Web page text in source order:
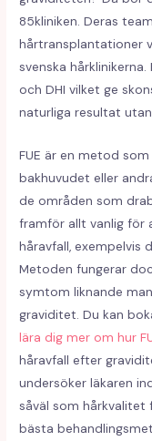
85kliniken. Deras
hårtransplantationer
svenska hårklinikerna.
och DHI vilket ge
naturliga resultat utan
FUE är en metod
bakhuvudet eller
de områden som
framför allt vanlig för
håravfall, exempelvis
Metoden fungerar
symtom liknande
graviditet. Du kan
lära dig mer om hur
håravfall efter
undersöker läkaren
såväl som
bästa